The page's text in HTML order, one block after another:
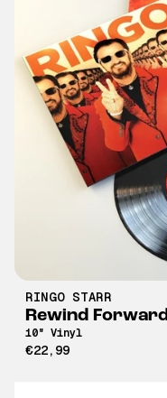
RINGO STARR
Rewind Forward
10" Vinyl
€22,99